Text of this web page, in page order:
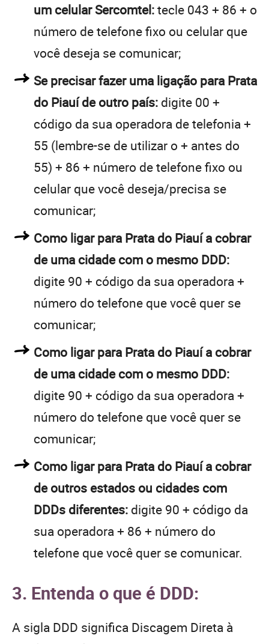
um celular Sercomtel:tecle 043 + 86 + o
número de telefone fixo ou celular que
você deseja se comunicar;
Se precisar fazer uma ligação para Prata
do Piauí de outro país: digite 00 +
código da sua operadora de telefonia +
55 (lembre-se de utilizar o + antes do
55) + 86 + número de telefone fixo ou
celular que você deseja/precisa se
comunicar;
Como ligar para Prata do Piauí a cobrar
de uma cidade com o mesmo DDD:
digite 90 + código da sua operadora +
número do telefone que você quer se
comunicar;
Como ligar para Prata do Piauí a cobrar
de uma cidade com o mesmo DDD:
digite 90 + código da sua operadora +
número do telefone que você quer se
comunicar;
Como ligar para Prata do Piauí a cobrar
de outros estados ou cidades com
DDDs diferentes: digite 90 + código da
sua operadora + 86 + número do
telefone que você quer se comunicar.
3. Entenda o que é DDD:
A sigla DDD significa Discagem Direta à